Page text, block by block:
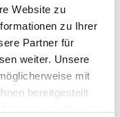
Website zu
zu Ihrer
Partner für
weiter. Unsere
mit
bereitgestellt